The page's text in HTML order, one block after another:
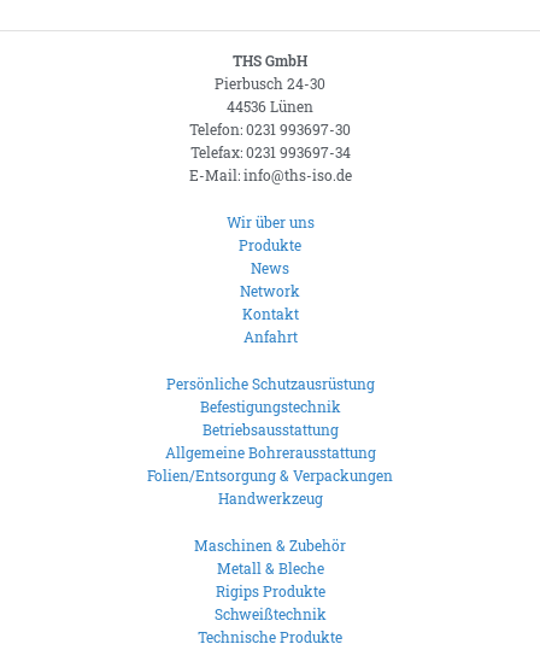
THS GmbH
Pierbusch 24-30
44536 Lünen
Telefon: 0231 993697-30
Telefax: 0231 993697-34
E-Mail: info@ths-iso.de
Wir über uns
Produkte
News
Network
Kontakt
Anfahrt
Persönliche Schutzausrüstung
Befestigungstechnik
Betriebsausstattung
Allgemeine Bohrerausstattung
Folien/Entsorgung & Verpackungen
Handwerkzeug
Maschinen & Zubehör
Metall & Bleche
Rigips Produkte
Schweißtechnik
Technische Produkte